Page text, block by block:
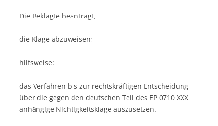
Die Beklagte beantragt,
die Klage abzuweisen;
hilfsweise:
das Verfahren bis zur rechtskräftigen Entscheidung
über die gegen den deutschen Teil des EP 0710 XXX
anhängige Nichtigkeitsklage auszusetzen.